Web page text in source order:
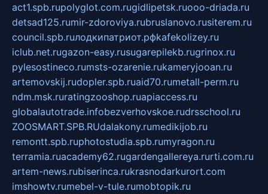
act1.spb.rupolyglot.com.rugidlipetsk.ruooo-driada.ru
detsad125.rumir-zdoroviya.rubruslanovo.rusiterem.ru
council.spb.ruлодкипатриот.рфkafekolizey.ru
iclub.net.rugazon-easy.rusugarepilekb.rugrinox.ru
pylesostineco.rumsts-ozarenie.rukameryjooan.ru
artemovskij.rudopler.spb.ruaid70.rumetall-perm.ru
ndm.msk.ruratingzooshop.ruapiaccess.ru
globalautotrade.infobezverhovskoe.rudrsschool.ru
ZOOSMART.SPB.RUdalakony.rumedikijob.ru
remontt.spb.ruphotostudia.spb.rumyragon.ru
terramia.ruacademy62.rugardengallereya.rurti.com.ru
artem-news.rubiserinca.rukrasnodarkurort.com
imshowtv.rumebel-v-tule.rumobtopik.ru